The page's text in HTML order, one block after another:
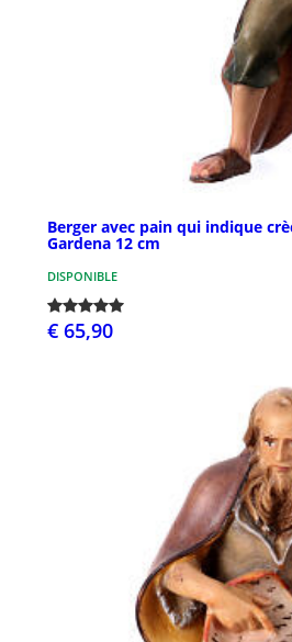
Berger avec pain qui indique
Gardena 12 cm
DISPONIBLE
€ 65,90